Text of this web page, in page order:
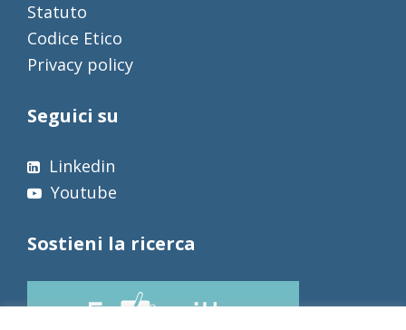
Statuto
Codice Etico
Privacy policy
Seguici su
Linkedin
Youtube
Sostieni la ricerca